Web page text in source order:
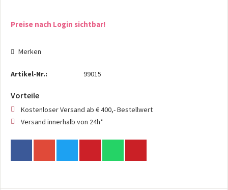
Preise nach Login sichtbar!
Merken
Artikel-Nr.: 99015
Vorteile
Kostenloser Versand ab € 400,- Bestellwert
Versand innerhalb von 24h*